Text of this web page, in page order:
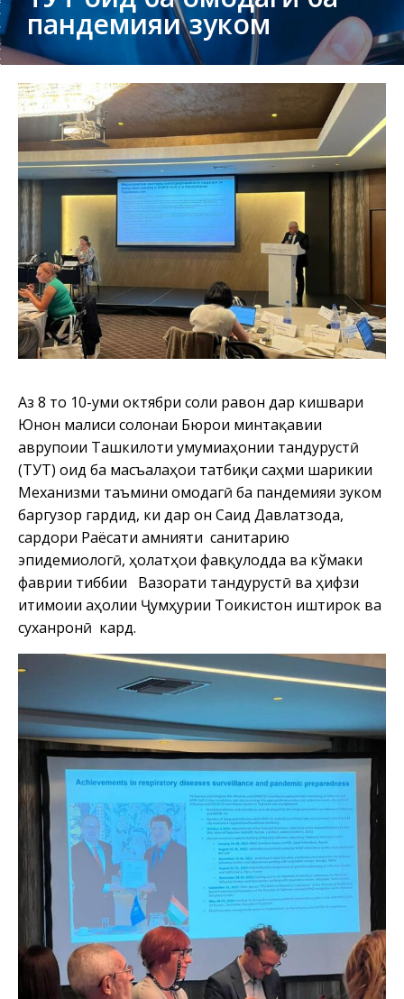
пандемияи зуком
Аз 8 то 10-уми октябри соли равон дар кишвари
Юнон маҷлиси солонаи Бюрои минтақавии
аврупоии Ташкилоти умумиҷаҳонии тандурустӣ
(ТУТ) оид ба масъалаҳои татбиқи саҳми шарикии
Механизми таъмини омодагӣ ба пандемияи зуком
баргузор гардид, ки дар он Саид Давлатзода,
сардори Раёсати амнияти санитарию
эпидемиологӣ, ҳолатҳои фавқулодда ва кўмаки
фаврии тиббии Вазорати тандурустӣ ва ҳифзи
иҷтимоии аҳолии Ҷумҳурии Тоҷикистон иштирок ва
суханронӣ кард.